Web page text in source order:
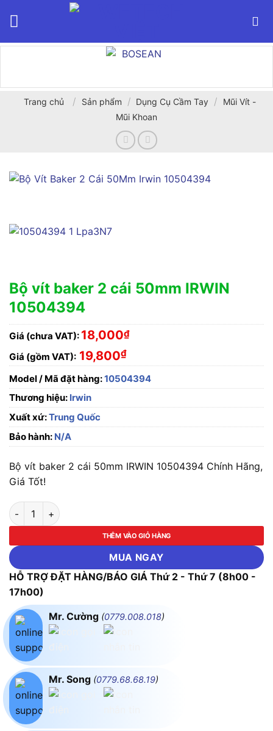
Trang chủ / Sản phẩm / Dụng Cụ Cầm Tay /
Mũi Vít -
Mũi Khoan
Bộ vít baker 2 cái 50mm IRWIN
10504394
Giá (chưa VAT): 18,000₫
Giá (gồm VAT): 19,800₫
Model / Mã đặt hàng:10504394
Thương hiệu: Irwin
Xuất xứ:Trung Quốc
Bảo hành: N/A
Bộ vít baker 2 cái 50mm IRWIN 10504394 Chính Hãng,
Giá Tốt!
Bộ vít baker 2 cái 50mm IRWIN 10504394 số lượng
THÊM VÀO GIỎ HÀNG
MUA NGAY
HỖ TRỢ ĐẶT HÀNG/BÁO GIÁ Thứ 2 - Thứ 7 (8h00 -
17h00)
Mr. Cường (0779.008.018)
Mr. Song (0779.68.68.19)